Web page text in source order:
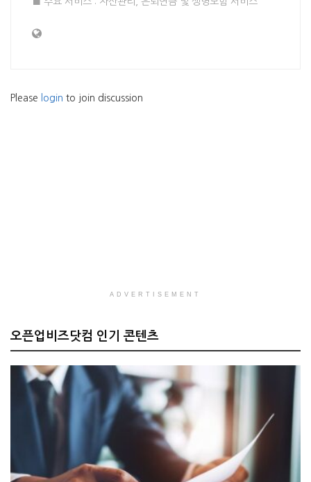
Please login to join discussion
ADVERTISEMENT
오픈업비즈닷컴 인기 콘텐츠